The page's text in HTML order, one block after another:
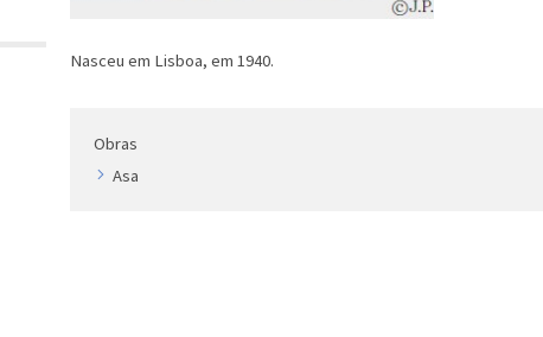
Nasceu em Lisboa, em 1940.
Obras
Asa